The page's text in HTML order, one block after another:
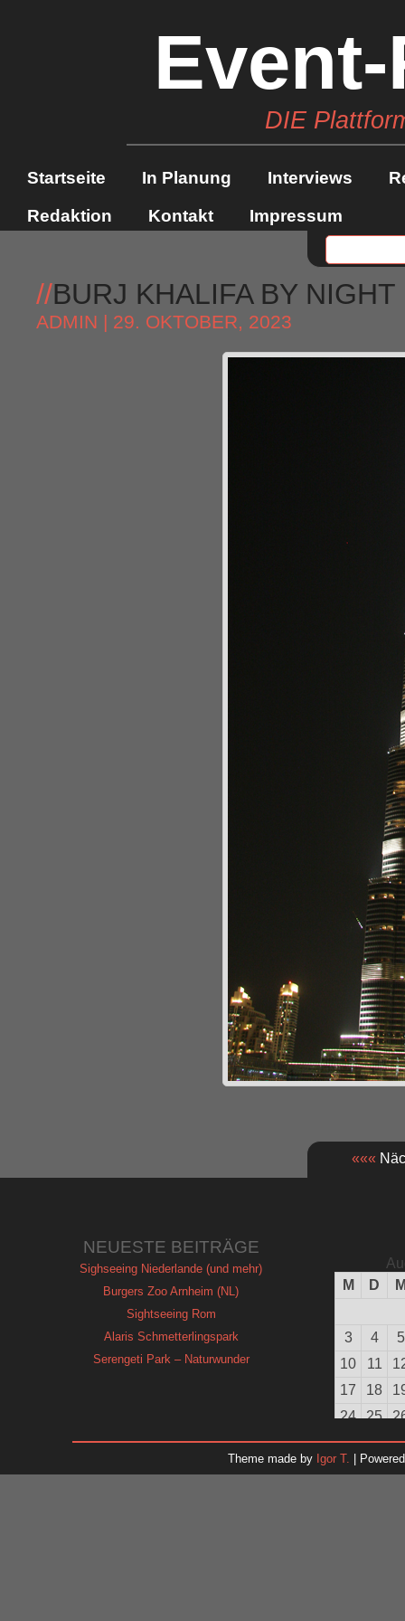
DIE
Startseite In Planung Interviews
Redaktion
Kontakt Impressum
//BURJ KHALIFA BY NIGHT
ADMIN | 29. OKTOBER, 2023
«««
NEUESTE BEITRÄGE
Sighseeing Niederlande (und mehr)
Burgers Zoo Arnheim (NL)
Sightseeing Rom
Alaris Schmetterlingspark
Serengeti Park – Naturwunder
M
D
3 4
5
10
11
17
18
24
25
31
Theme made by Igor T. |